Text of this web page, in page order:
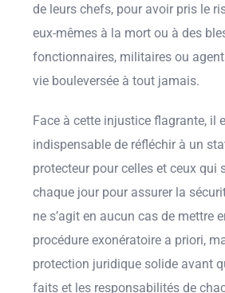
de leurs chefs, pour avoir pris le
eux-mêmes à la mort ou à des
fonctionnaires, militaires ou
vie bouleversée à tout jamais.
Face à cette injustice flagrante, il
indispensable de réfléchir à un
protecteur pour celles et ceux qui
chaque jour pour assurer la
ne s’agit en aucun cas de mettre
procédure exonératoire a priori,
protection juridique solide avant
faits et les responsabilités de